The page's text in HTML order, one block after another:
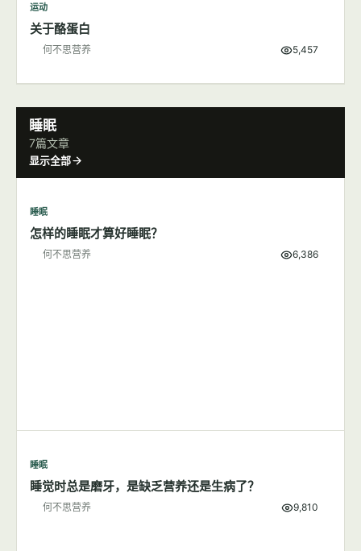
运动
关于酪蛋白
何不思营养 5,457
睡眠
7篇文章
显示全部
睡眠
怎样的睡眠才算好睡眠？
何不思营养 6,386
睡眠
睡觉时总是磨牙，是缺乏营养还是生病了？
何不思营养 9,810